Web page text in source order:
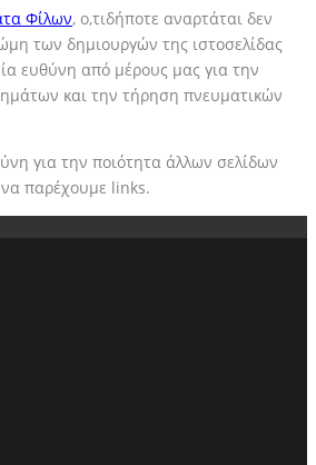
Φίλων, ο,τιδήποτε αναρτάται δεν
των δημιουργών της ιστοσελίδας
ευθύνη από μέρους μας για την
και την τήρηση πνευματικών
για την ποιότητα άλλων σελίδων
να παρέχουμε links.